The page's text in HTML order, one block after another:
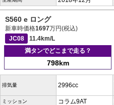
S560 e ロング
新車時価格1697万円(税込)
JC08
11.4km/L
満タンでどこまで走る？
798km
排気量 2996cc
ミッション コラム9AT